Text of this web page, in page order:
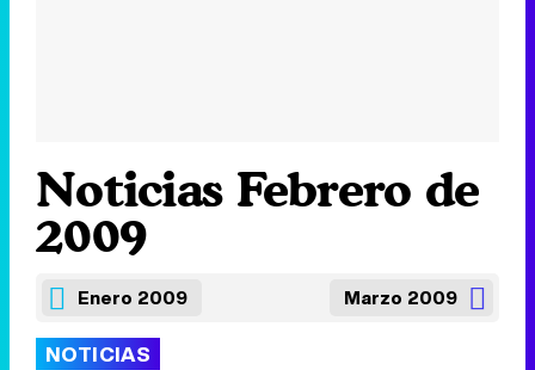
Noticias Febrero de
2009
Enero 2009 Marzo 2009
NOTICIAS